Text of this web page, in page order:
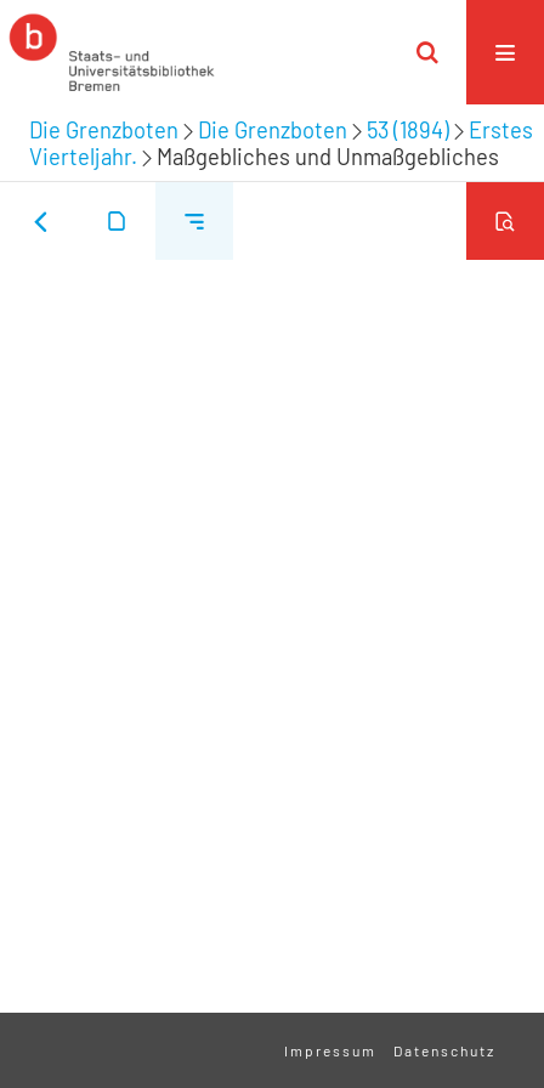
Die Grenzboten Die Grenzboten 53 (1894)
Erstes
Vierteljahr.
Maßgebliches und Unmaßgebliches
Impressum Datenschutz